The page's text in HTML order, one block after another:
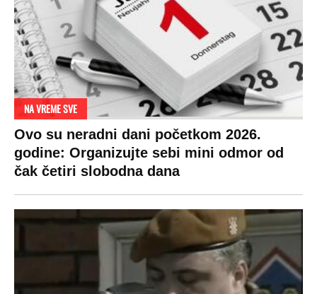
OD NAVODNOG HEROJA DO BRUTALNOG UBICE
GENERAL IVAN STRELJAO SRBE, A
HRVATI GA SLAVILI KAO HEROJA KNINA:
Par godina kasnije išao od kuće do kuće i
UBIJAO!